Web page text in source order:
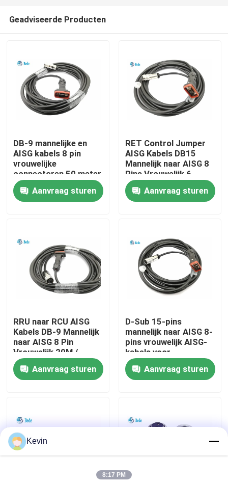
Huis
Over ons
fabriekstour
Kwaliteitscontrole
Neem contact met ons op
Nieuws
Vraag een offerte
GX Aviation Connector
Geadviseerde Producten
DB-9 mannelijke en
AISG kabels 8 pin
vrouwelijke
connectoren 50 meter
of aangepast lengte
Aanvraag sturen
RET Control Jumper
AISG Kabels DB15
Mannelijk naar AISG 8
Pins Vrouwelijk 6
Meter
Aanvraag sturen
RRU naar RCU AISG
Kabels DB-9 Mannelijk
naar AISG 8 Pin
Vrouwelijk 20M /
aangepaste lengte
Aanvraag sturen
D-Sub 15-pins
mannelijk naar AISG 8-
pins vrouwelijk AISG-
kabels voor
antennebasisstation
Aanvraag sturen
Kevin
8:17 PM